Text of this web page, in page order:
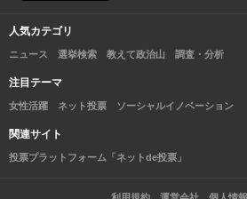
人気カテゴリ
ニュース 選挙検索 教えて政治山 調査・分析
注目テーマ
女性活躍 ネット投票 ソーシャルイノベーション
関連サイト
投票プラットフォーム「ネットde投票」